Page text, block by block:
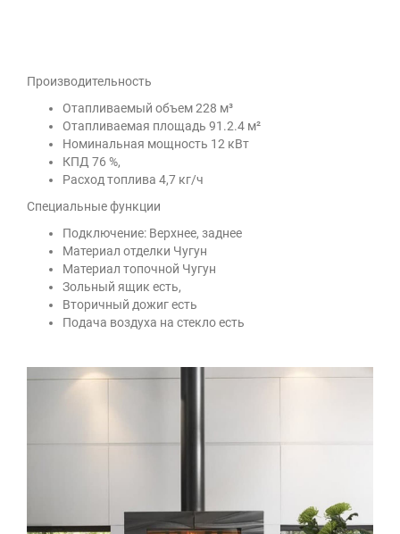
Производительность
Отапливаемый объем 228 м³
Отапливаемая площадь 91.2.4 м²
Номинальная мощность 12 кВт
КПД 76 %,
Расход топлива 4,7 кг/ч
Специальные функции
Подключение: Верхнее, заднее
Материал отделки Чугун
Материал топочной Чугун
Зольный ящик есть,
Вторичный дожиг есть
Подача воздуха на стекло есть